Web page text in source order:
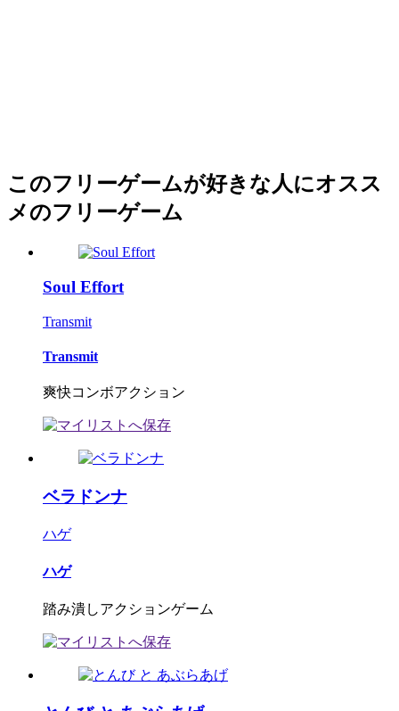
このフリーゲームが好きな人にオスス
メのフリーゲーム
Soul Effort
Transmit
Transmit
爽快コンボアクション
ベラドンナ
ハゲ
ハゲ
踏み潰しアクションゲーム